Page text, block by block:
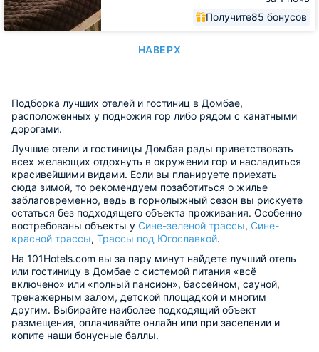
Получите85 бонусов
НАВЕРХ
Подборка лучших отелей и гостиниц в Домбае,
расположенных у подножия гор либо рядом с канатными
дорогами.
Лучшие отели и гостиницы Домбая рады приветствовать
всех желающих отдохнуть в окружении гор и насладиться
красивейшими видами. Если вы планируете приехать
сюда зимой, то рекомендуем позаботиться о жилье
заблаговременно, ведь в горнолыжный сезон вы рискуете
остаться без подходящего объекта проживания. Особенно
востребованы объекты у Сине-зеленой трассы, Сине-
красной трассы, Трассы под Югославкой.
На 101Hotels.com вы за пару минут найдете лучший отель
или гостиницу в Домбае с системой питания «всё
включено» или «полный пансион», бассейном, сауной,
тренажерным залом, детской площадкой и многим
другим. Выбирайте наиболее подходящий объект
размещения, оплачивайте онлайн или при заселении и
копите наши бонусные баллы.